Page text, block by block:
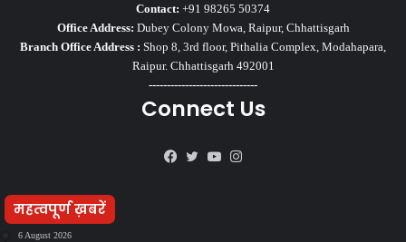
Contact: +91 98265 50374
Office Address: Dubey Colony Mowa, Raipur, Chhattisgarh
Branch Office Address : Shop 8, 3rd floor, Pithalia Complex, Modahapara,
Raipur. Chhattisgarh 492001
------------------------------
Connect Us
Facebook
TwitterYouTube
महत्वपूर्ण ख़बरें
6 August 2026